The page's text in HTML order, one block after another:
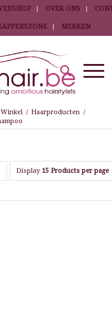
OVER ONS
MERKEN
Winkel / Haarproducten /
Display 15 Products per page